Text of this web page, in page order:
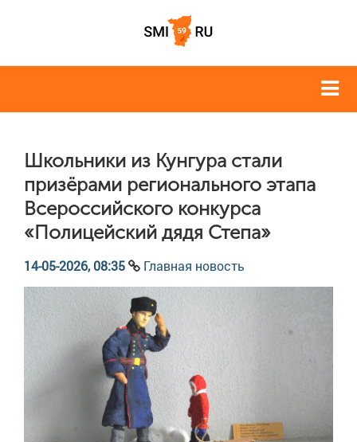
Школьники из Кунгура стали
призёрами регионального этапа
Всероссийского конкурса
«Полицейский дядя Степа»
14-05-2026, 08:35 Главная новость